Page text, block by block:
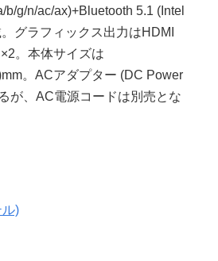
g/n/ac/ax)+Bluetooth 5.1 (Intel
グラフィックス出力はHDMI
。本体サイズは
。ACアダプター (DC Power
が、AC電源コードは別売とな
)